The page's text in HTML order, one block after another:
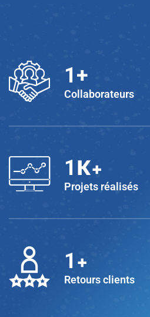
1+
Collaborateurs
1 K+
Projets réalisés
1 +
Retours clients